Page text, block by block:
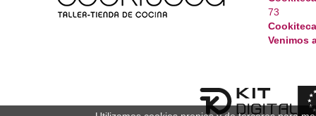
73
Venimos